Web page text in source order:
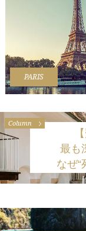
PARIS
最も
なぜ“
Column